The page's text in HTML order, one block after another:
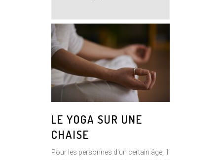
LE YOGA SUR UNE
CHAISE
Pour les personnes d'un certain âge, il